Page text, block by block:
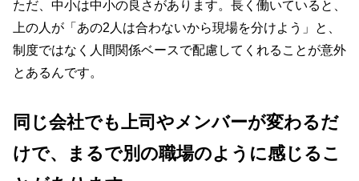
ただ、中小は中小の良さがあります。長く働いていると、
上の人が「あの2人は合わないから現場を分けよう」と、
制度ではなく人間関係ベースで配慮してくれることが意外
とあるんです。
同じ会社でも上司やメンバーが変わるだ
けで、まるで別の職場のように感じるこ